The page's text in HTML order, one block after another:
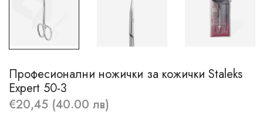
Професионални ножички за кожички Staleks
Expert 50-3
€20,45 (40.00 лв)